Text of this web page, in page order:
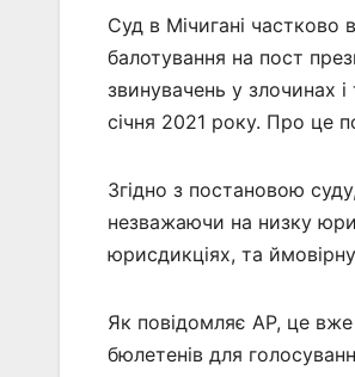
Суд в Мічигані частково
балотування на пост
звинувачень у злочинах
січня 2021 року. Про це
Згідно з постановою
незважаючи на низку
юрисдикціях, та
Як повідомляє AP, це
бюлетенів для